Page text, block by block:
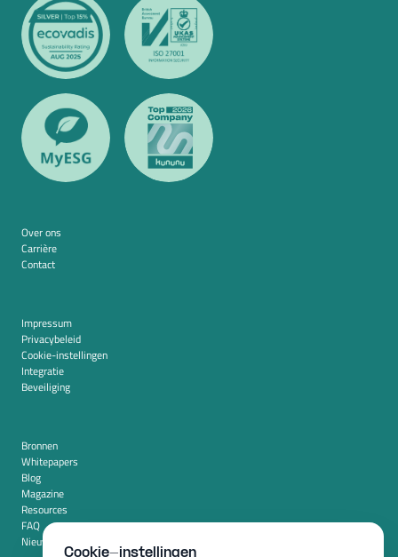
Over ons
Carrière
Contact
Impressum
Privacybeleid
Cookie-instellingen
Integratie
Beveiliging
Bronnen
Whitepapers
Blog
Magazine
Resources
FAQ
Nieuwskamer
Cookie-instellingen